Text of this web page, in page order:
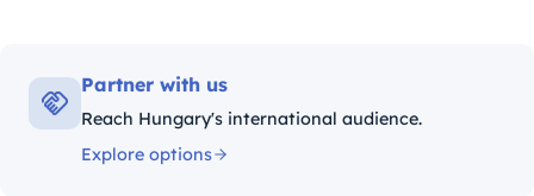
Partner with us
Reach Hungary's international audience.
Explore options